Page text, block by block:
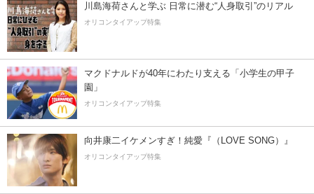
川島海荷さんと学ぶ 日常に潜む“人身取引”のリアル
オリコンタイアップ特集
マクドナルドが40年にわたり支える「小学生の甲子
園」
オリコンタイアップ特集
向井康二イケメンすぎ！純愛『（LOVE SONG）』
オリコンタイアップ特集